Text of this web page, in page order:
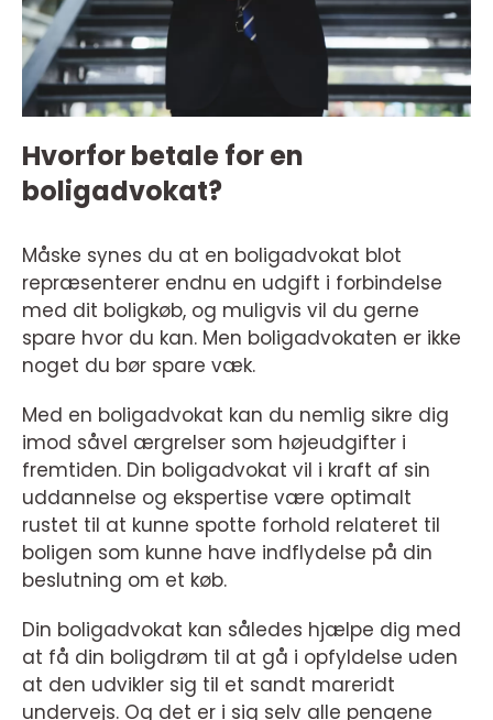
Hvorfor betale for en
boligadvokat?
Måske synes du at en boligadvokat blot
repræsenterer endnu en udgift i forbindelse
med dit boligkøb, og muligvis vil du gerne
spare hvor du kan. Men boligadvokaten er ikke
noget du bør spare væk.
Med en boligadvokat kan du nemlig sikre dig
imod såvel ærgrelser som højeudgifter i
fremtiden. Din boligadvokat vil i kraft af sin
uddannelse og ekspertise være optimalt
rustet til at kunne spotte forhold relateret til
boligen som kunne have indflydelse på din
beslutning om et køb.
Din boligadvokat kan således hjælpe dig med
at få din boligdrøm til at gå i opfyldelse uden
at den udvikler sig til et sandt mareridt
undervejs. Og det er i sig selv alle pengene